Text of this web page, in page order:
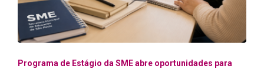
Programa de Estágio da SME abre oportunidades para